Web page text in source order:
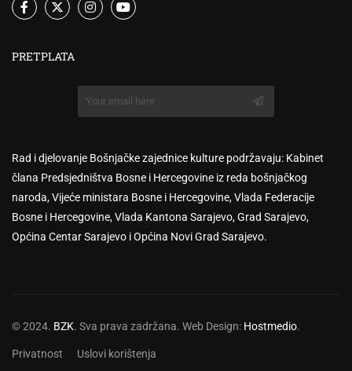
PRETPLATA
Rad i djelovanje Bošnjačke zajednice kulture podržavaju: Kabinet
člana Predsjedništva Bosne i Hercegovine iz reda bošnjačkog
naroda, Vijeće ministara Bosne i Hercegovine, Vlada Federacije
Bosne i Hercegovine, Vlada Kantona Sarajevo, Grad Sarajevo,
Općina Centar Sarajevo i Općina Novi Grad Sarajevo.
© 2024. BZK. Sva prava zadržana. Web Design: Hostmedio.
Privatnost Uslovi korištenja